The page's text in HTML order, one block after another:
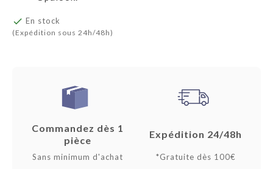
 En stock
(Expédition sous 24h/48h)
Commandez dès 1
pièce
Sans minimum d'achat
Expédition 24/48h
*Gratuite dès 100€